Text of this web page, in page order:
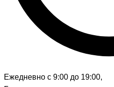
Ежедневно с 9:00 до 19:00,